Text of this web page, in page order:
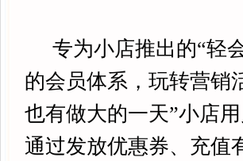
专为小店推出的“轻
的会员体系，玩转营销
也有做大的一天”小店
通过发放优惠券、充值